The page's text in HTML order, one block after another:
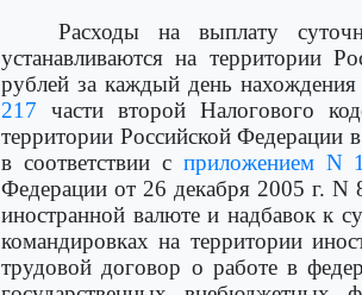
Расходы на выплату
устанавливаются на территории
рублей за каждый день
217 части второй Налогового
территории Российской Федерации
в соответствии с приложением N
Федерации от 26 декабря 2005 г.
иностранной валюте и надбавок к
командировках на территории
трудовой договор о работе в